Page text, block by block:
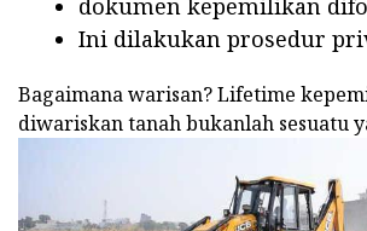
Ini dilakukan prosedur
Bagaimana warisan? Lifetime
diwariskan tanah bukanlah sesuatu